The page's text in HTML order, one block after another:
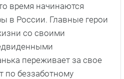
время начинаются
в России. Главные герои
со своими
переживает за свое
по беззаботному